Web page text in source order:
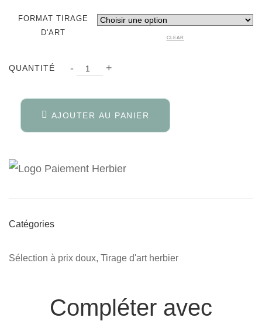
FORMAT TIRAGE
D'ART
CLEAR
QUANTITÉ - QUANTITÉ
+
AJOUTER AU PANIER
Catégories
Sélection à prix doux, Tirage d'art herbier
Compléter avec